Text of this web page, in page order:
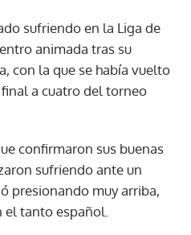
sufriendo en la Liga de
animada tras su
con la que se había vuelto
a cuatro del torneo
confirmaron sus buenas
sufriendo ante un
presionando muy arriba,
tanto español.